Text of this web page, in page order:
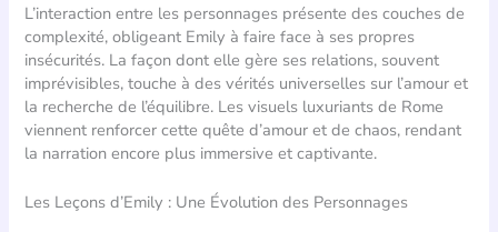
L’interaction entre les personnages présente des couches de
complexité, obligeant Emily à faire face à ses propres
insécurités. La façon dont elle gère ses relations, souvent
imprévisibles, touche à des vérités universelles sur l’amour et
la recherche de l’équilibre. Les visuels luxuriants de Rome
viennent renforcer cette quête d’amour et de chaos, rendant
la narration encore plus immersive et captivante.
Les Leçons d’Emily : Une Évolution des Personnages